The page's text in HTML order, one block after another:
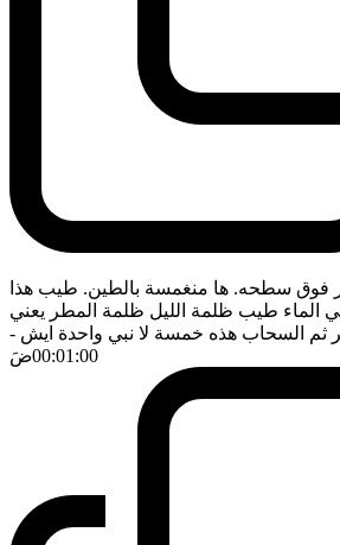
فوق سطحه. ها منغمسة بالطين. طيب هذا
الماء طيب ظلمة الليل ظلمة المطر يعني
ثم السحاب هذه خمسة لا نبي واحدة ايش -
00:01:00ضَ